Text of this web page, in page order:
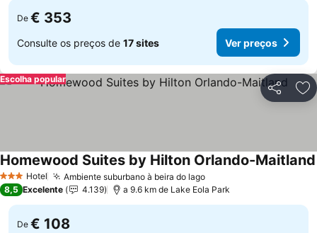
De € 353
Consulte os preços de 17 sites Ver preços
Partilhar
Escolha popular
3 EstrelasHotel Ambiente suburbano à beira do lagoVer preços
Homewood Suites by Hilton Orlando-Maitland
8,5 Excelente 4.139 a 9.6 km de Lake Eola Park
De € 108